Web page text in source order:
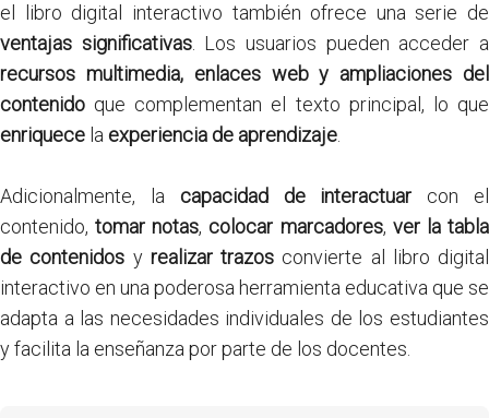
el libro digital interactivo también ofrece una serie de
ventajas significativas. Los usuarios pueden acceder a
recursos multimedia, enlaces web y ampliaciones del
contenido que complementan el texto principal, lo que
enriquece la experiencia de aprendizaje
Adicionalmente, la capacidad de interactuar con el
contenido,tomar notas,colocar marcadores, ver la tabla
de contenidos y realizar trazos convierte al libro digital
interactivo en una poderosa herramienta educativa que se
adapta a las necesidades individuales de los estudiantes
y facilita la enseñanza por parte de los docentes.